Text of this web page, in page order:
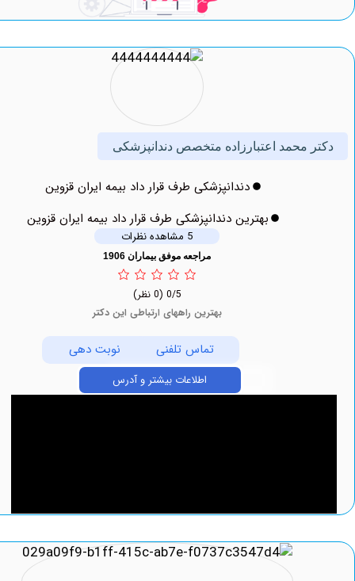
محمد اعتبارزاده متخصص دندانپزشکی
دندانپزشکی طرف قرار داد بیمه ایران قزوین
بهترین دندانپزشکی طرف قرار داد بیمه ایران قزوین
مراجعه موفق بیماران 1906
بهترین راههای ارتباطی این دکتر
تماس تلفنی نوبت دهی
اطلاعات بیشتر و آدرس